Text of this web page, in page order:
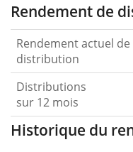
Rendement de
Rendement actuel de
distribution
Distributions
sur 12 mois
Historique du